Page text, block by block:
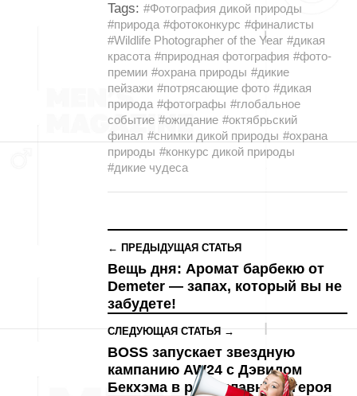
Tags: #Фотография дикой природы
#природа #фотоконкурс #финалисты
#Wildlife Photographer of the Year #дикая
красота #природная фотография #фото-
премии #охрана природы #дикие
пейзажи #потрясающие фото #дикая
природа #фотографы #глобальное
событие #ожидание #октябрьский
финал #снимки дикой природы #охрана
природы #конкурс дикой природы
#дикие чудеса
← ПРЕДЫДУЩАЯ СТАТЬЯ
Вещь дня: Аромат барбекю от
Demeter — запах, который вы не
забудете!
СЛЕДУЮЩАЯ СТАТЬЯ →
BOSS запускает звездную
кампанию AW24 с Дэвидом
Бекхэма в роли главного героя